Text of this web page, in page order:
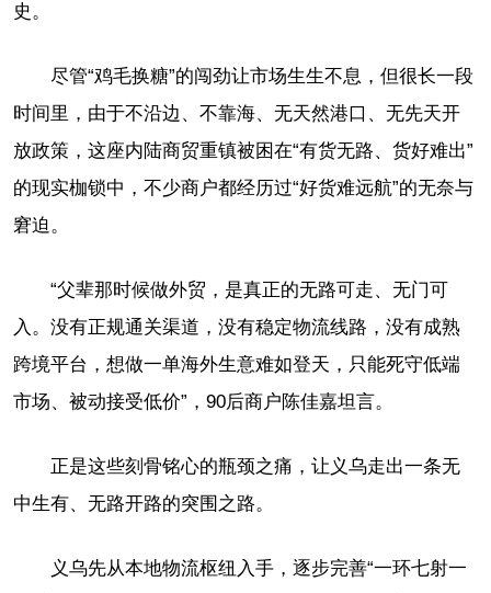
史。
尽管“鸡毛换糖”的闯劲让市场生生不息，但很长一段
时间里，由于不沿边、不靠海、无天然港口、无先天开
放政策，这座内陆商贸重镇被困在“有货无路、货好难出”
的现实枷锁中，不少商户都经历过“好货难远航”的无奈与
窘迫。
“父辈那时候做外贸，是真正的无路可走、无门可
入。没有正规通关渠道，没有稳定物流线路，没有成熟
跨境平台，想做一单海外生意难如登天，只能死守低端
市场、被动接受低价”，90后商户陈佳嘉坦言。
正是这些刻骨铭心的瓶颈之痛，让义乌走出一条无
中生有、无路开路的突围之路。
义乌先从本地物流枢纽入手，逐步完善“一环七射一